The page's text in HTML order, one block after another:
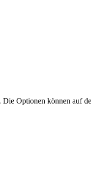
Optionen können auf